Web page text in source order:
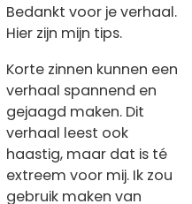
Bedankt voor je verhaal.
Hier zijn mijn tips.
Korte zinnen kunnen een
verhaal spannend en
gejaagd maken. Dit
verhaal leest ook
haastig, maar dat is té
extreem voor mij. Ik zou
gebruik maken van